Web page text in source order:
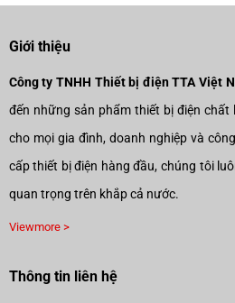
109.900₫.
Giới thiệu
Công ty TNHH Thiết bị điện TTA Việt
đến những sản phẩm thiết bị điện
cho mọi gia đình, doanh nghiệp và
cấp thiết bị điện hàng đầu, chúng tôi
quan trọng trên khắp cả nước.
Viewmore >
Thông tin liên hệ